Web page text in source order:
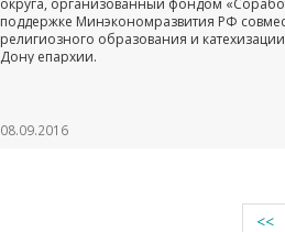
округа, организованный фондом
поддержке Минэкономразвития РФ
религиозного образования и
Дону епархии.
08.09.2016
<<